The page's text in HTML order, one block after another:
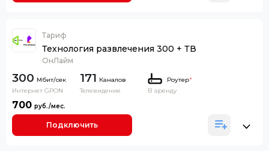
Тариф
Технология развлечения 300 + ТВ
ОнЛайм
300
Интернет GPON
171 Каналов
Телевидение
Роутер*
В аренду
700
Подключить